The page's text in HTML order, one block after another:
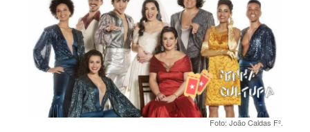
Foto: João Caldas Fº.